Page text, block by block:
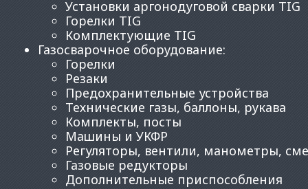
Установки аргонодуговой сварки TIG
Горелки TIG
Комплектующие TIG
Газосварочное оборудование:
Горелки
Резаки
Предохранительные устройства
Технические газы, баллоны, рукава
Комплекты, посты
Машины и УКФР
Регуляторы, вентили, манометры,
Газовые редукторы
Дополнительные приспособления